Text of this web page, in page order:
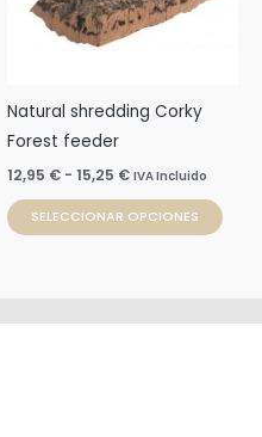
Natural shredding Corky
Forest feeder
12,95 € - 15,25 € IVA Incluido
SELECCIONAR OPCIONES